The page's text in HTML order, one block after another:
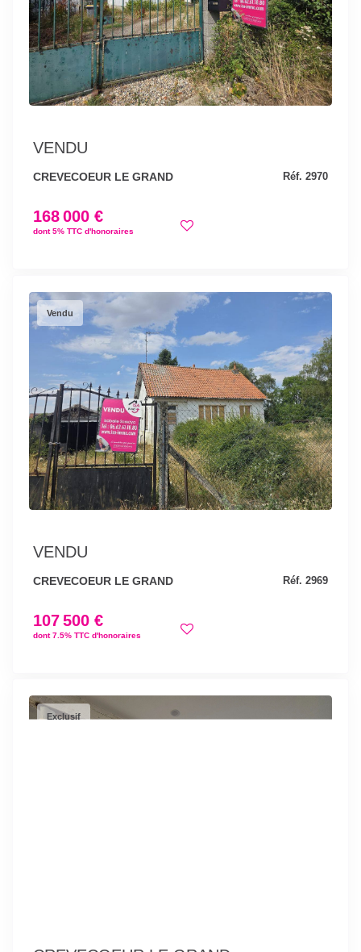
VENDU
CREVECOEUR LE GRAND Réf. 2970
168 000 €
dont 5% TTC d'honoraires
Vendu
VENDU
CREVECOEUR LE GRAND Réf. 2969
107 500 €
dont 7.5% TTC d'honoraires
Exclusif